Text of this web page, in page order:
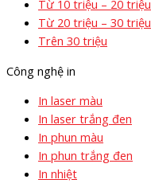
Từ 10 triệu – 20 triệu
Từ 20 triệu – 30 triệu
Trên 30 triệu
Công nghệ in
In laser màu
In laser trắng đen
In phun màu
In phun trắng đen
In nhiệt